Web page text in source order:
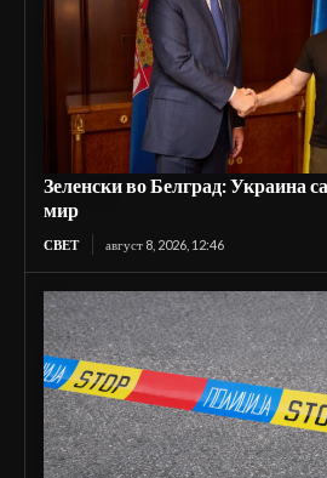
Зеленски во Белград: Украина
мир
СВЕТ август 8, 2026, 12:46